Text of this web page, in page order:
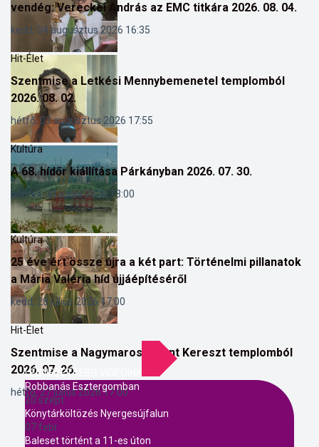
vendég: Vereckei András az EMC titkára 2026. 08. 04.
kedd, 04 augusztus 2026 16:35
Hit-Élet
Szentmise a Letkési Mennybemenetel templomból
2026. 08. 02.
hétfő, 03 augusztus 2026 17:55
Kultúra
A 68. hídőr kiállítása Párkányban 2026. 07. 30.
péntek, 31 július 2026 13:00
Kultúra
25 éve ért össze újra a két part: Történelmi pillanatok
a Mária Valéria híd újjáépítéséről
kedd, 28 július 2026 17:00
Hit-Élet
Szentmise a Nagymarosi Szent Kereszt templomból
2026. 07. 26.
hétfő, 27 július 2026 17:00
LEGNÉZETTEBB VIDEÓINK
Robbanás Esztergomban
20 szept.
Könytárköltözés Nyergesújfalun
07 febr.
Baleset történt a 11-es úton